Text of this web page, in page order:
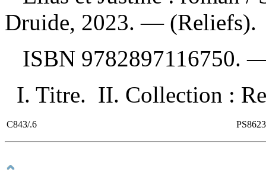
Druide, 2023. — (Reliefs).
ISBN 9782897116750.
I. Titre. II. Collection :
C843/.6